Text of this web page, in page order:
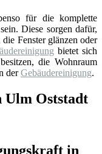
für die komplette
Diese sorgen dafür,
Fenster glänzen oder
bietet sich
die Wohnraum
derGebäudereinigung.
Ulm Oststadt
in